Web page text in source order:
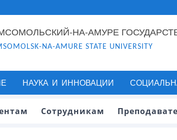
НА-АМУРЕ
NA-AMURE STATE UNIVERSITY
НАУКА И ИННОВАЦИИ
Сотрудникам